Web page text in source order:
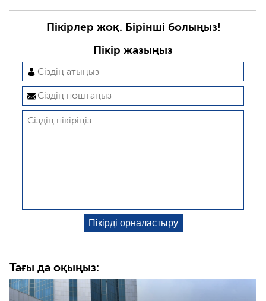
Пікірлер жоқ. Бірінші болыңыз!
Пікір жазыңыз
Тағы да оқыңыз: